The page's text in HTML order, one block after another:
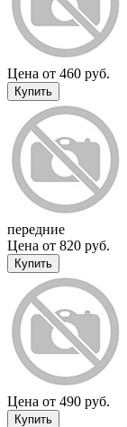
Цена от 460 руб.
Купить
передние
Цена от 820 руб.
Купить
Цена от 490 руб.
Купить